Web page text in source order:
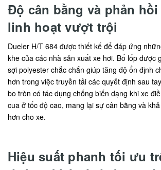
Độ cân bằng và phản
linh hoạt vượt trội
Dueler H/T 684 được thiết kế để đáp ứng
khe của các nhà sản xuất xe hơi. Bố lốp được
sợi polyester chắc chắn giúp tăng độ ổn định
hơn trong việc truyền tải các quyết định sau
bo tròn có tác dụng chống biến dạng khi xe
cua ở tốc độ cao, mang lại sự cân bằng và
hơn cho xe.
Hiệu suất phanh tối ưu